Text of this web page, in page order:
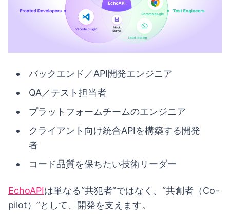
バックエンド／API開発エンジニア
QA／テスト担当者
プラットフォームチームのエンジニア
クライアント向け統合APIを構築する開発
者
コード品質を保ちたい技術リーダー
EchoAPIは単なる“共犯者”ではなく、“共創者（Co-
pilot）”として、開発を支えます。